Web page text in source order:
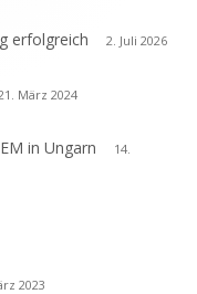
erfolgreich 2. Juli 2026
März 2024
in Ungarn
14.
2023